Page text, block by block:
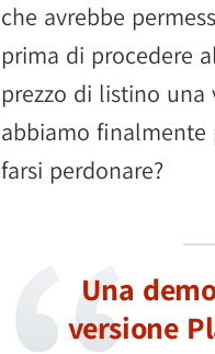
che avrebbe
prima di procedere
prezzo di listino una
abbiamo finalmente
farsi perdonare?
Una
versione